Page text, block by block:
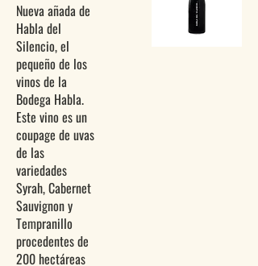
Nueva añada de
Habla del
Silencio, el
pequeño de los
vinos de la
Bodega Habla.
Este vino es un
coupage de uvas
de las
variedades
Syrah, Cabernet
Sauvignon y
Tempranillo
procedentes de
200 hectáreas